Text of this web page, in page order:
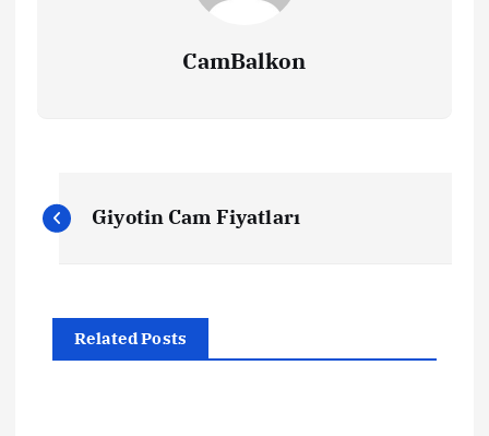
CamBalkon
Y
a
z
Giyotin Cam Fiyatları
Related Posts